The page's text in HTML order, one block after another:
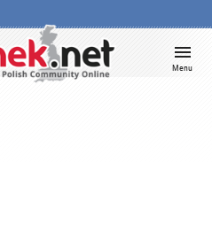
Menu